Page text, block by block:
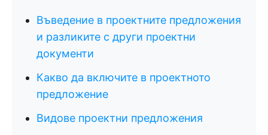
Въведение в проектните предложения
и разликите с други проектни
документи
Какво да включите в проектното
предложение
Видове проектни предложения